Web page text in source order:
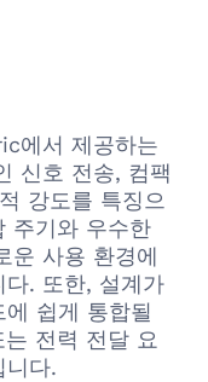
에서 제공하는
신호 전송, 컴팩
강도를 특징으
주기와 우수한
운 사용 환경에
다. 또한, 설계가
쉽게 통합될
전력 전달 요
니다.